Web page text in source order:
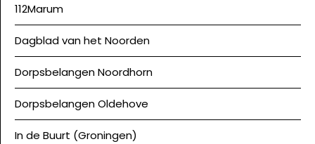
112Marum
Dagblad van het Noorden
Dorpsbelangen Noordhorn
Dorpsbelangen Oldehove
In de Buurt (Groningen)